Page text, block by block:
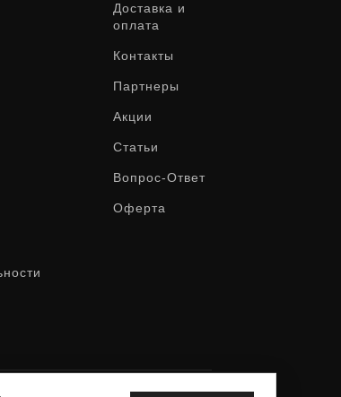
Доставка и
оплата
Контакты
Партнеры
Акции
Статьи
Вопрос-Ответ
Оферта